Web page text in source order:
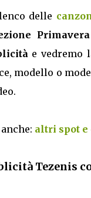
delle
Primavera
e vedremo
modello o
altri spot e
Tezenis